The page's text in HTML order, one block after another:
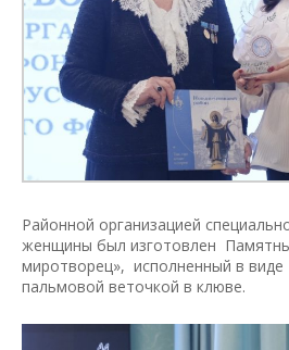
Районной организацией
женщины был изготовлен
миротворец», исполненный в
пальмовой веточкой в клюве.